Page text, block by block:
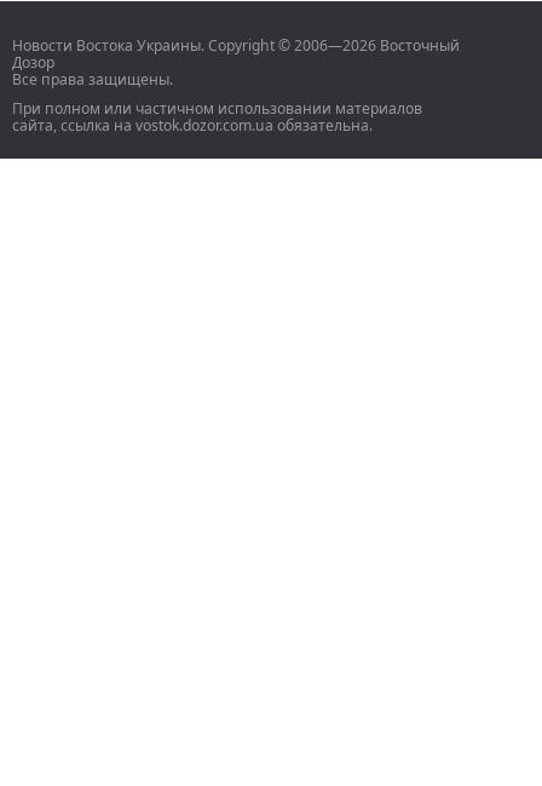
Новости Востока Украины. Copyright © 2006—2026 Восточный
Дозор
Все права защищены.
При полном или частичном использовании материалов
сайта, ссылка на vostok.dozor.com.ua обязательна.